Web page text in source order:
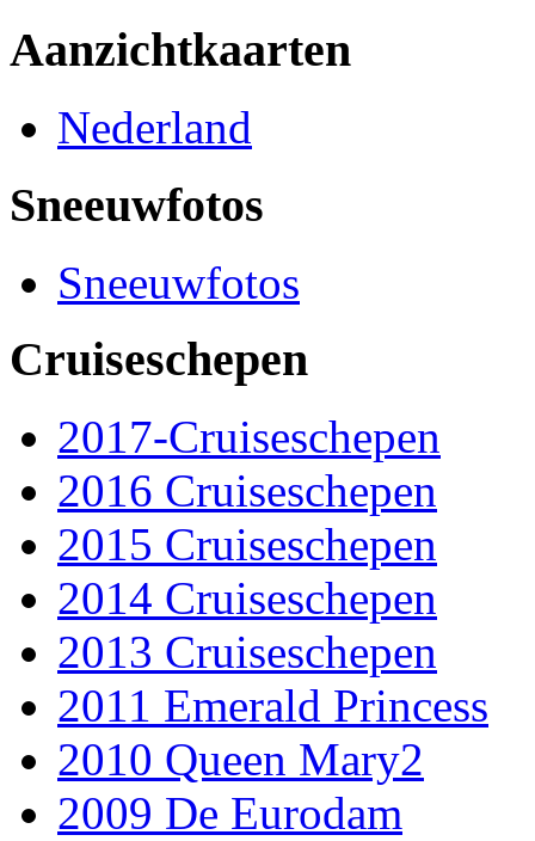
Aanzichtkaarten
Nederland
Sneeuwfotos
Sneeuwfotos
Cruiseschepen
2017-Cruiseschepen
2016 Cruiseschepen
2015 Cruiseschepen
2014 Cruiseschepen
2013 Cruiseschepen
2011 Emerald Princess
2010 Queen Mary2
2009 De Eurodam